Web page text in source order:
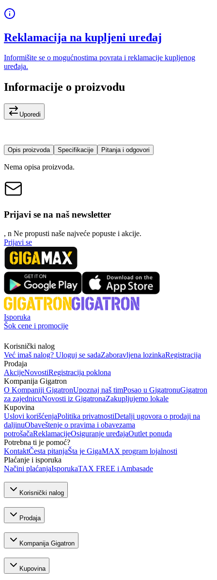
Reklamacija na kupljeni uređaj
Informišite se o mogućnostima povrata i reklamacije kupljenog
uređaja.
Informacije o proizvodu
Uporedi
Opis proizvoda Specifikacije Pitanja i odgovori
Nema opisa proizvoda.
Prijavi se na naš newsletter
, n Ne propusti naše najveće popuste i akcije.
Prijavi se
Isporuka
Šok cene i promocije
Korisnički nalog
Već imaš nalog? Uloguj se sadaZaboravljena lozinkaRegistracija
Prodaja
AkcijeNovostiRegistracija poklona
Kompanija Gigatron
O Kompaniji GigatronUpoznaj naš timPosao u GigatronuGigatron
za zajednicuNovosti iz GigatronaZakupljujemo lokale
Kupovina
Uslovi korišćenjaPolitika privatnostiDetalji ugovora o prodaji na
daljinuObaveštenje o pravima i obavezama
potrošačaReklamacijeOsiguranje uređajaOutlet ponuda
Potrebna ti je pomoć?
KontaktČesta pitanjaŠta je GigaMAX program lojalnosti
Plaćanje i isporuka
Načini plaćanjaIsporukaTAX FREE i Ambasade
Korisnički nalog
Prodaja
Kompanija Gigatron
Kupovina